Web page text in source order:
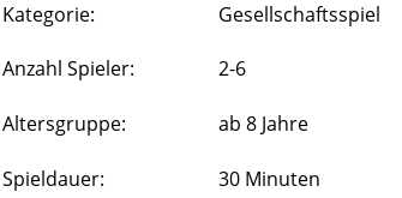
Kategorie: Gesellschaftsspiel
Anzahl Spieler: 2-6
Altersgruppe: ab 8 Jahre
Spieldauer:
30 Minuten